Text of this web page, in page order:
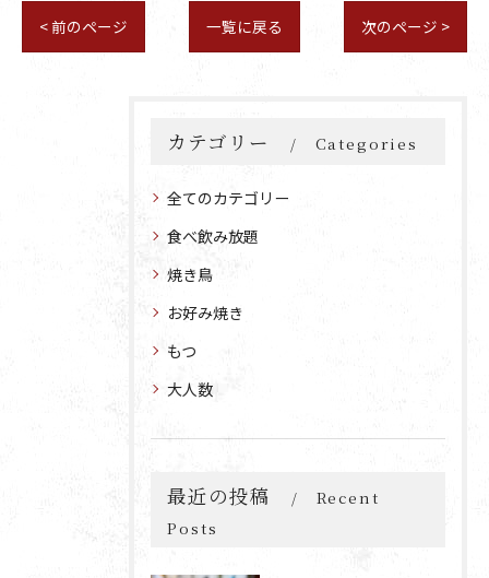
< 前のページ 一覧に戻る 次のページ >
カテゴリー Categories
全てのカテゴリー
食べ飲み放題
焼き鳥
お好み焼き
もつ
大人数
最近の投稿
Recent
Posts